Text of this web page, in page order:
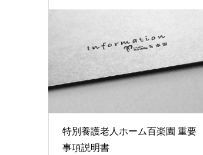
特別養護老人ホーム百楽園 重要
事項説明書